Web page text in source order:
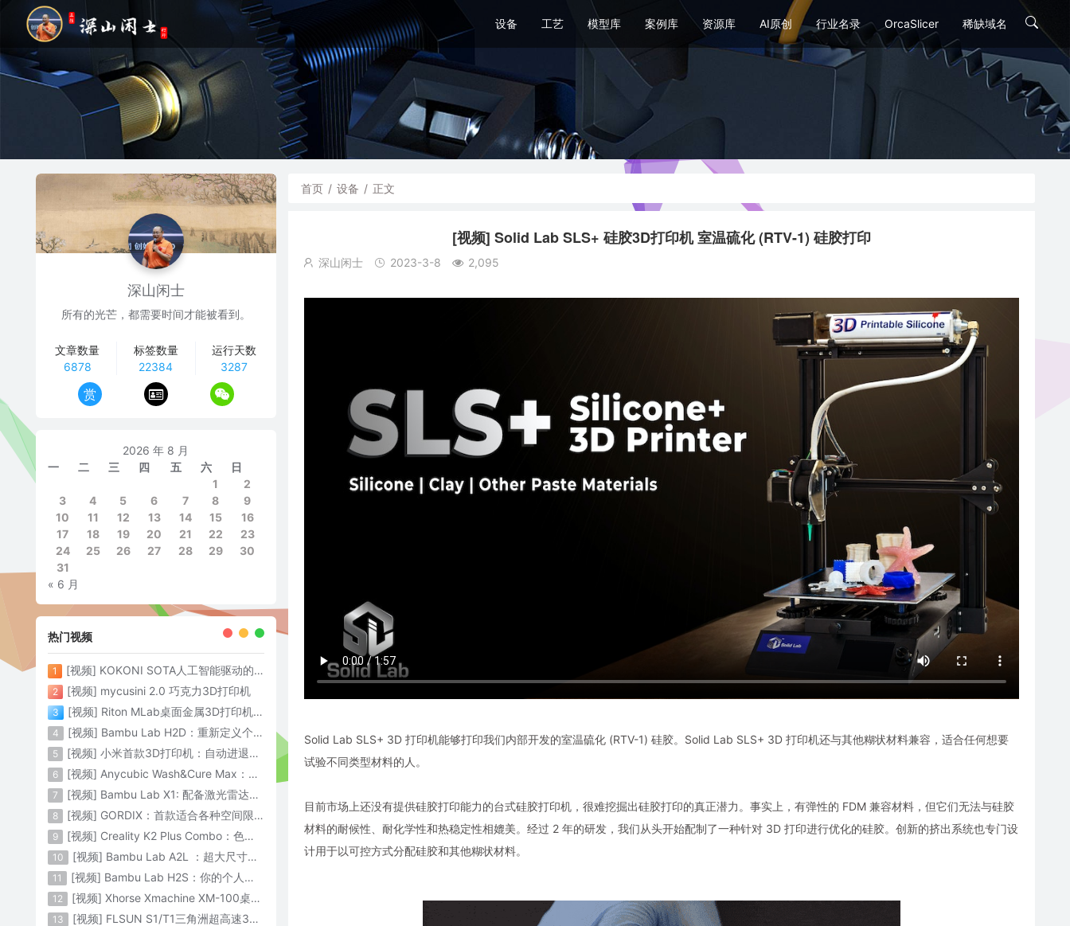
设备 工艺 模型库 案例库 资源库 AI原创 行业名录 OrcaSlicer 稀缺域名
首页 / 设备 / 正文
[视频] Solid Lab SLS+ 硅胶3D打印机 室温硫化 (RTV-1) 硅胶打印
深山闲士 2023-3-8 2,095
Solid Lab SLS+ 3D 打印机能够打印我们内部开发的室温硫化 (RTV-1) 硅胶。Solid Lab SLS+ 3D 打印机还与其他糊状材料兼容，适合任何想要
试验不同类型材料的人。
目前市场上还没有提供硅胶打印能力的台式硅胶打印机，很难挖掘出硅胶打印的真正潜力。事实上，有弹性的 FDM 兼容材料，但它们无法与硅胶
材料的耐候性、耐化学性和热稳定性相媲美。经过 2 年的研发，我们从头开始配制了一种针对 3D 打印进行优化的硅胶。创新的挤出系统也专门设
计用于以可控方式分配硅胶和其他糊状材料。
深山闲士
所有的光芒，都需要时间才能被看到。
文章数量
6878
标签数量
22384
运行天数
3287
赏
2026 年 8 月
一
二 三 四 五 六
日
1
2
3
4 5 6 7 8
9
10
11 12 13 14 15
16
17
18 19 20 21 22
23
24
25 26 27 28 29
30
31
« 6 月
热门视频
1 [视频] KOKONI SOTA人工智能驱动的3D打印革命 倒立打印600mm/s
2 [视频] mycusini 2.0 巧克力3D打印机
3 [视频] Riton MLab桌面金属3D打印机：体积小性能强大
4 [视频] Bambu Lab H2D：重新定义个人智造
5 [视频] 小米首款3D打印机：自动进退料、AI云切片、人脸拍照建模 3D玩家兴趣首选
6 [视频] Anycubic Wash&Cure Max：清洗+后固化二合一设备
7 [视频] Bambu Lab X1: 配备激光雷达和人工智能的CoreXY彩色3D打印机
8 [视频] GORDIX：首款适合各种空间限制的3合1便携式数控机床
9 [视频] Creality K2 Plus Combo：色彩与尺寸的史诗级飞跃
10 [视频] Bambu Lab A2L ：超大尺寸家用打印机 告别拆件 轻松一体成型
11 [视频] Bambu Lab H2S：你的个人智造中心
12 [视频] Xhorse Xmachine XM-100桌面级五轴CNC机床：卓越的精度和效率
13 [视频] FLSUN S1/T1三角洲超高速3D打印机 打印速度1200mm/s